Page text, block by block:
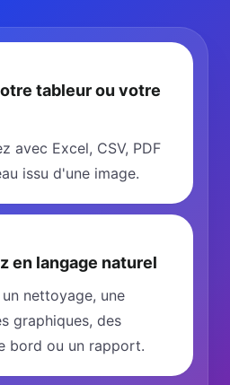
tableur ou votre
avec Excel, CSV, PDF
issu d'une image.
en langage naturel
nettoyage, une
graphiques, des
bord ou un rapport.